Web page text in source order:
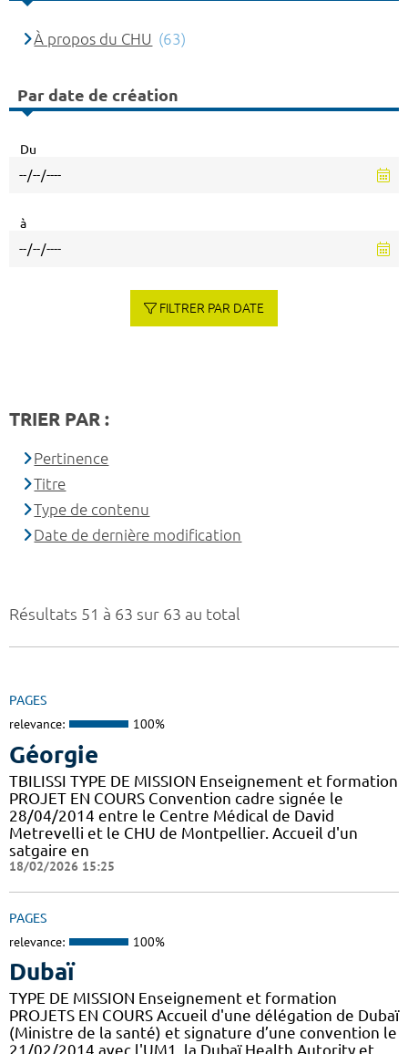
Résultats 51 à 63 sur 63 au total
PAGES
relevance: 100%
Géorgie
TBILISSI TYPE DE MISSION Enseignement et formation
PROJET EN COURS Convention cadre signée le
28/04/2014 entre le Centre Médical de David
Metrevelli et le CHU de Montpellier. Accueil d'un
satgaire en
18/02/2026 15:25
PAGES
relevance: 100%
Dubaï
TYPE DE MISSION Enseignement et formation
PROJETS EN COURS Accueil d'une délégation de Dubaï
(Ministre de la santé) et signature d’une convention le
21/02/2014 avec l'UM1, la Dubaï Health Autority et
À propos du CHU (63)
Par date de création
Du
à
FILTRER PAR DATE
TRIER PAR :
Pertinence
Titre
Type de contenu
Date de dernière modification